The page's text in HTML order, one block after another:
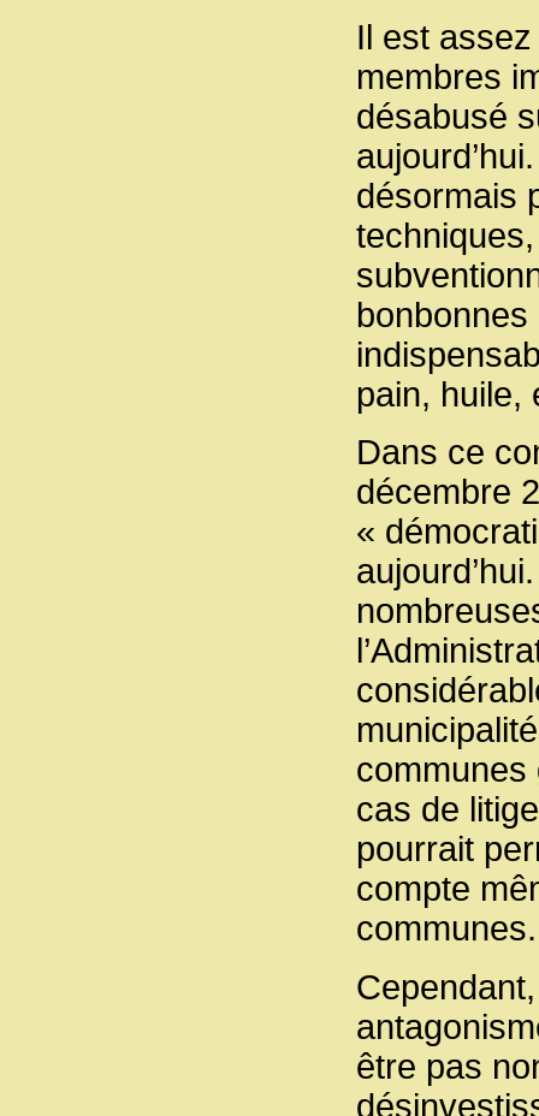
Il est
membres
désabusé
désormais
pain, huile,
Dans ce
décembre
«
communes
cas de
pourrait
compte
communes.
être pas